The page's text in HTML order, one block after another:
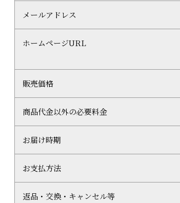
メールアドレス
ホームページURL
販売価格
商品代金以外の必要料金
お届け時期
お支払方法
返品・交換・キャンセル等